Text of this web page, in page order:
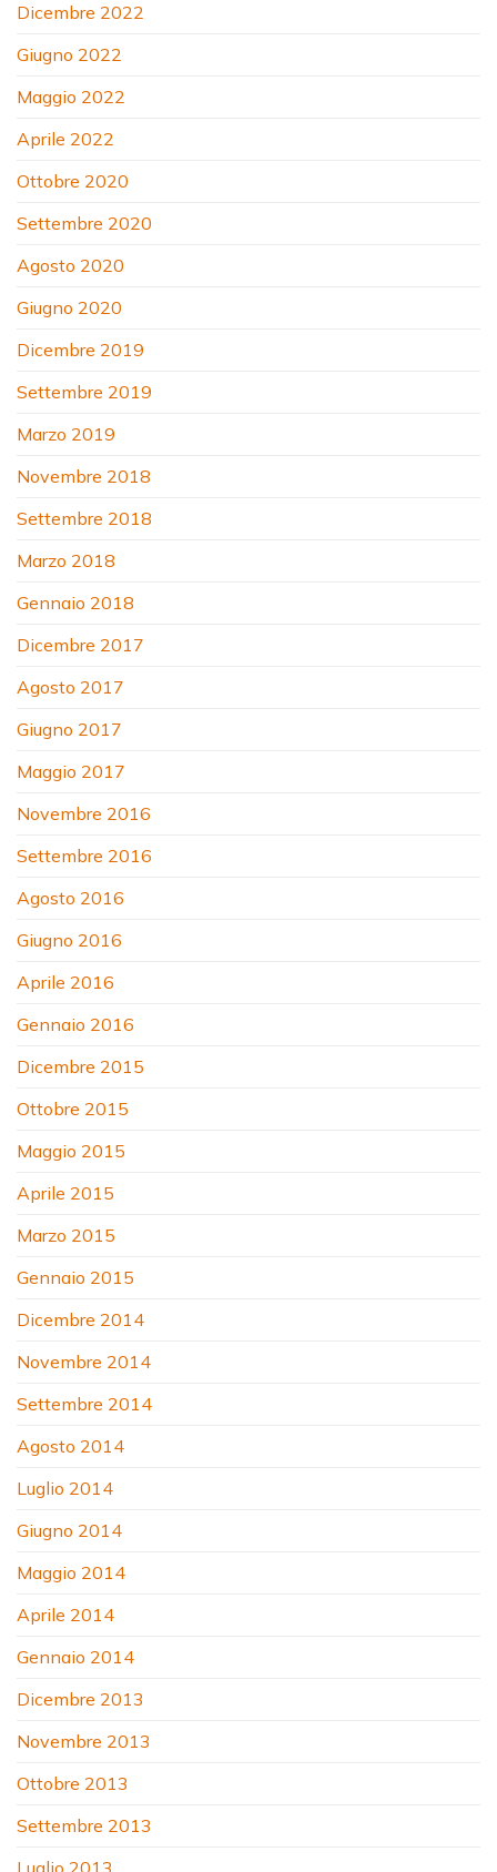
Dicembre 2022
Giugno 2022
Maggio 2022
Aprile 2022
Ottobre 2020
Settembre 2020
Agosto 2020
Giugno 2020
Dicembre 2019
Settembre 2019
Marzo 2019
Novembre 2018
Settembre 2018
Marzo 2018
Gennaio 2018
Dicembre 2017
Agosto 2017
Giugno 2017
Maggio 2017
Novembre 2016
Settembre 2016
Agosto 2016
Giugno 2016
Aprile 2016
Gennaio 2016
Dicembre 2015
Ottobre 2015
Maggio 2015
Aprile 2015
Marzo 2015
Gennaio 2015
Dicembre 2014
Novembre 2014
Settembre 2014
Agosto 2014
Luglio 2014
Giugno 2014
Maggio 2014
Aprile 2014
Gennaio 2014
Dicembre 2013
Novembre 2013
Ottobre 2013
Settembre 2013
Luglio 2013